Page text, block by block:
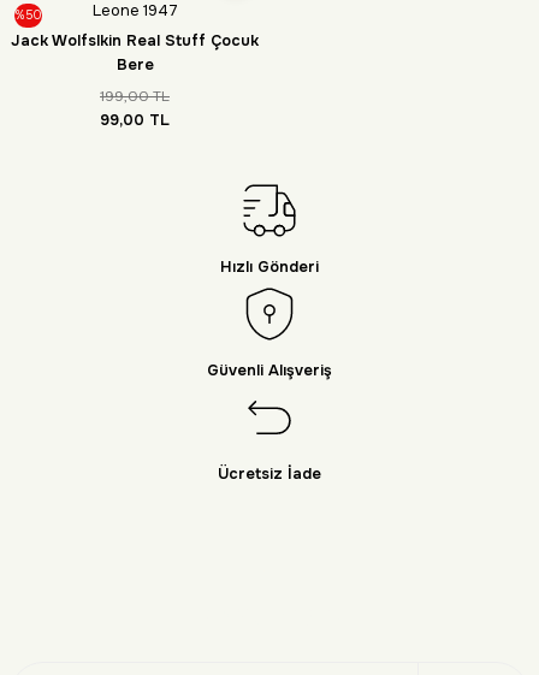
%50
Leone 1947
Jack Wolfslkin Real Stuff Çocuk
Bere
199,00 TL
99,00 TL
Hızlı Gönderi
Güvenli Alışveriş
Ücretsiz İade